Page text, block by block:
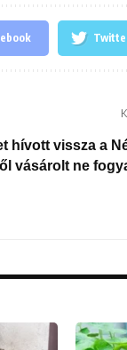
hívott vissza a
vásárolt ne